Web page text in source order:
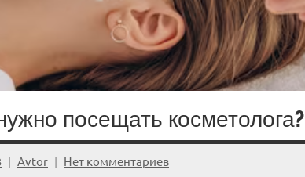
посещать косметолога?
Avtor Нет комментариев